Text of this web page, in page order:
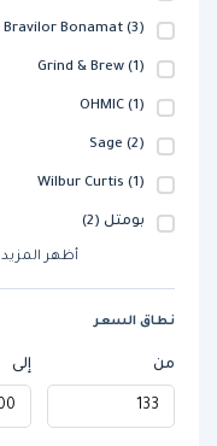
Bravilor Bonamat (3)
Grind & Brew (1)
OHMIC (1)
Sage (2)
Wilbur Curtis (1)
بومتل (2)
أظهر المزيد
نطاق السعر
من إلى